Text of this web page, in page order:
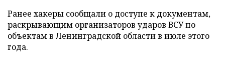
Ранее хакеры сообщали о доступе к документам,
раскрывающим организаторов ударов ВСУ по
объектам в Ленинградской области в июле этого
года.